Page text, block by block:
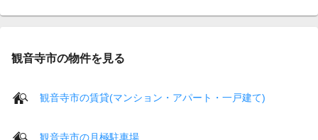
観音寺市の物件を見る
観音寺市の賃貸(マンション・アパート・一戸建て)
観音寺市の月極駐車場